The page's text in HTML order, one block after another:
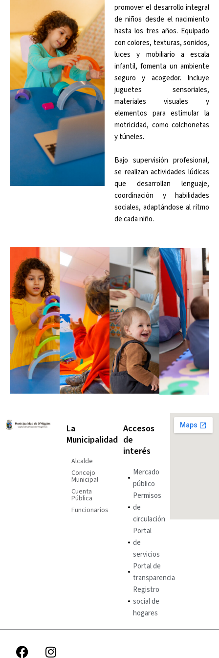
promover el desarrollo integral
de niños desde el nacimiento
hasta los tres años. Equipado
con colores, texturas, sonidos,
luces y mobiliario a escala
infantil, fomenta un ambiente
seguro y acogedor. Incluye
juguetes sensoriales,
materiales visuales y
elementos para estimular la
motricidad, como colchonetas
y túneles.
Bajo supervisión profesional,
se realizan actividades lúdicas
que desarrollan lenguaje,
coordinación y habilidades
sociales, adaptándose al ritmo
de cada niño.
La
Municipalidad
Alcalde
Concejo
Municipal
Cuenta
Pública
Funcionarios
Accesos
de
interés
Mercado
público
Permisos
de
circulación
Portal
de
servicios
Portal de
transparencia
Registro
social de
hogares
F
I